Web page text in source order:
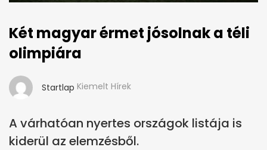
Két magyar érmet jósolnak a téli
olimpiára
Startlap Kiemelt Hírek
A várhatóan nyertes országok listája is
kiderül az elemzésből.